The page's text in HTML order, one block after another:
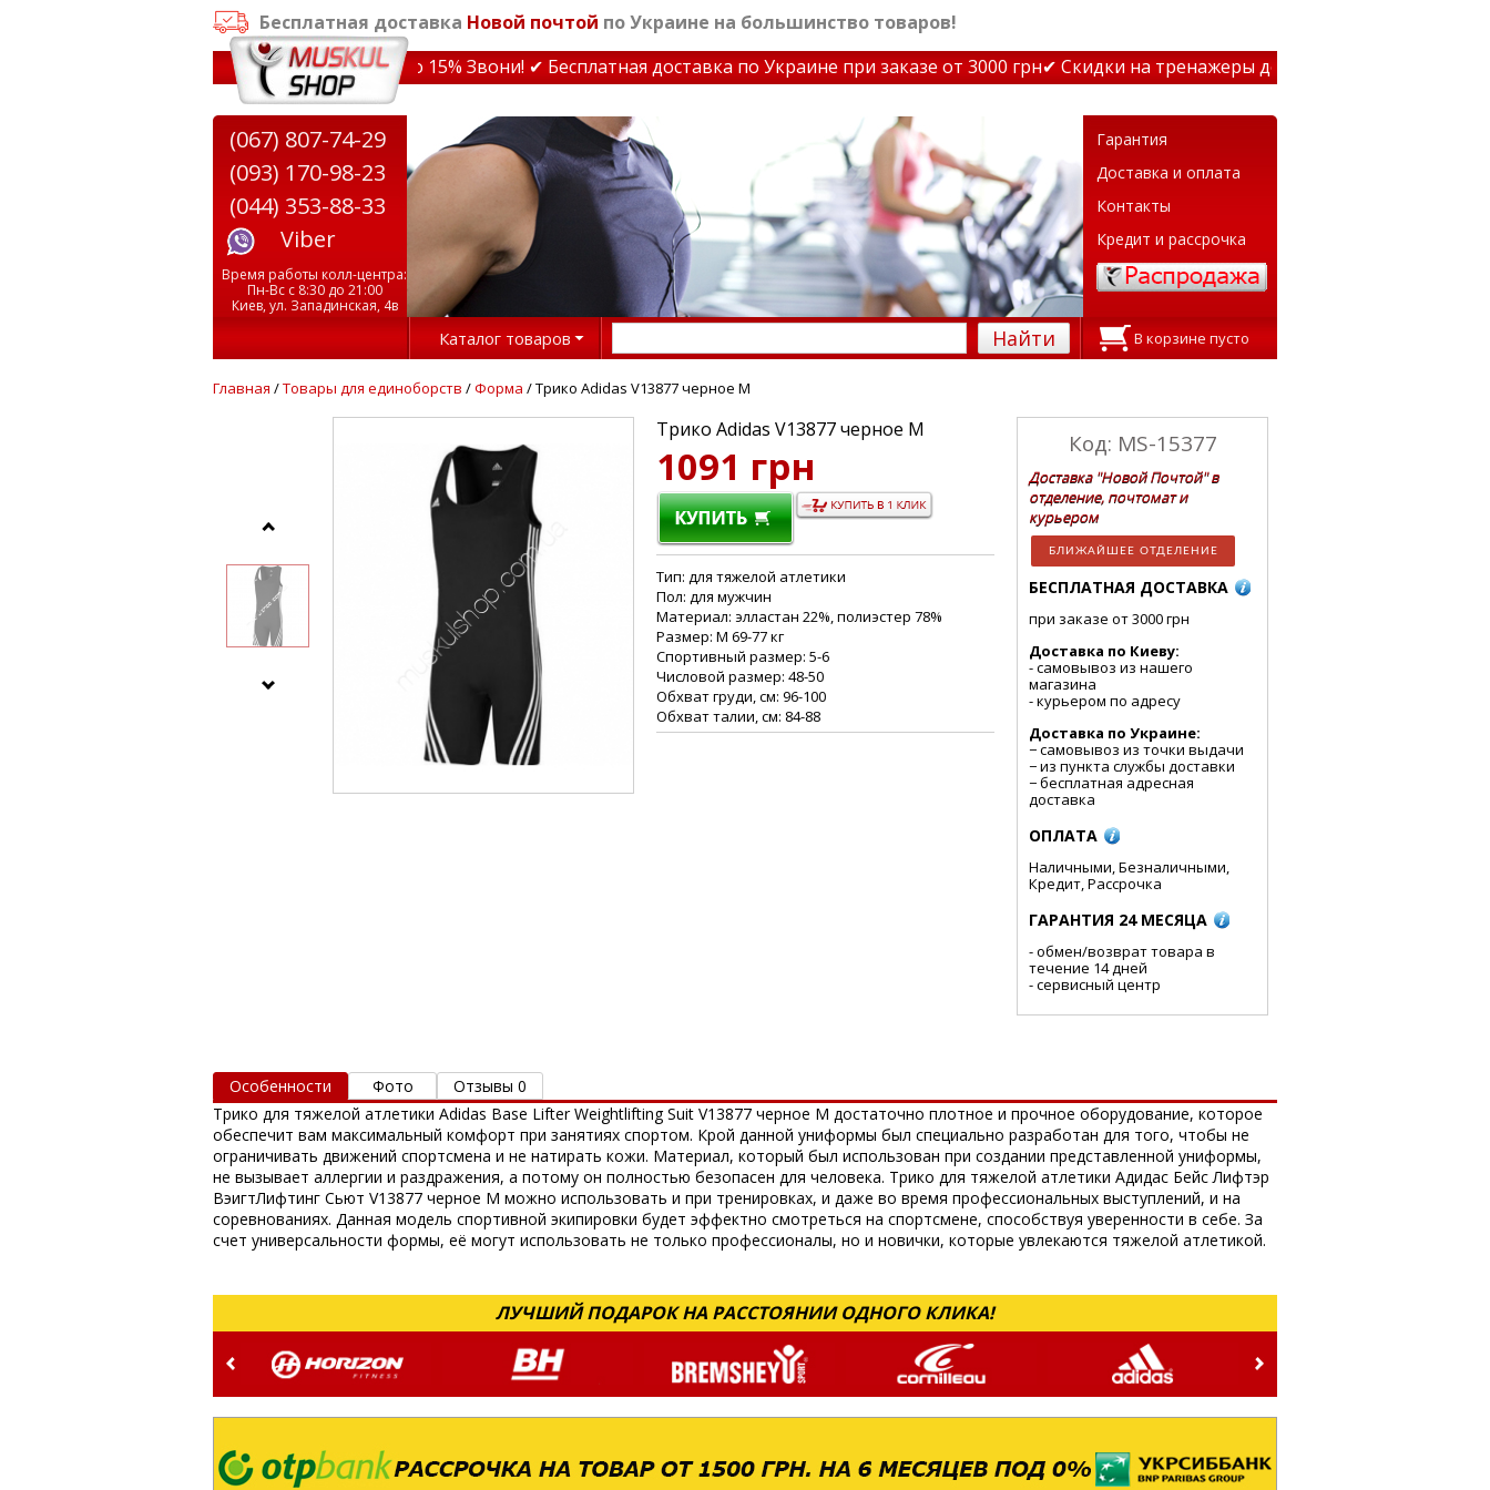
Бесплатная доставка Новой почтой по Украине на большинство товаров!
✔ Скидки на тренажеры до 15% Звони! ✔ Бесплатная доставка по Украине при заказе от 3000 грн✔ Скидки на тренажеры до 15% Звони! ✔ Бесплатная
Гарантия
Доставка и оплата
Контакты
Кредит и рассрочка
(067) 807-74-29
(093) 170-98-23
(044) 353-88-33
Viber
Время работы колл-центра:
Пн-Вс с 8:30 до 21:00
Киев, ул. Западинская, 4в
Каталог товаров Найти В корзине пусто
Главная /Товары для единоборств /Форма / Трико Adidas V13877 черное M
Трико Adidas V13877 черное M
1091 грн
Тип: для тяжелой атлетики
Пол: для мужчин
Материал: элластан 22%, полиэстер 78%
Размер: M 69-77 кг
Спортивный размер: 5-6
Числовой размер: 48-50
Обхват груди, см: 96-100
Обхват талии, см: 84-88
Код: MS-15377
Доставка "Новой Почтой" в
отделение, почтомат и
курьером
БЛИЖАЙШЕЕ ОТДЕЛЕНИЕ
БЕСПЛАТНАЯ ДОСТАВКА
при заказе от 3000 грн
Доставка по Киеву:
- cамовывоз из нашего
магазина
- курьером по адресу
Доставка по Украине:
− самовывоз из точки выдачи
− из пункта службы доставки
− бесплатная адресная
доставка
ОПЛАТА
Наличными, Безналичными,
Кредит, Рассрочка
ГАРАНТИЯ 24 МЕСЯЦА
- обмен/возврат товара в
течение 14 дней
- сервисный центр
Особенности Фото
Отзывы 0
Трико для тяжелой атлетики Adidas Base Lifter Weightlifting Suit V13877 черное M достаточно плотное и прочное оборудование, которое
обеспечит вам максимальный комфорт при занятиях спортом. Крой данной униформы был специально разработан для того, чтобы не
ограничивать движений спортсмена и не натирать кожи. Материал, который был использован при создании представленной униформы,
не вызывает аллергии и раздражения, а потому он полностью безопасен для человека. Трико для тяжелой атлетики Адидас Бейс Лифтэр
ВэигтЛифтинг Сьют V13877 черное M можно использовать и при тренировках, и даже во время профессиональных выступлений, и на
соревнованиях. Данная модель спортивной экипировки будет эффектно смотреться на спортсмене, способствуя уверенности в себе. За
счет универсальности формы, её могут использовать не только профессионалы, но и новички, которые увлекаются тяжелой атлетикой.
ЛУЧШИЙ ПОДАРОК НА РАССТОЯНИИ ОДНОГО КЛИКА!